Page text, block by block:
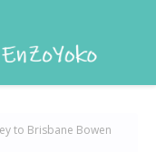
to Brisbane Bowen